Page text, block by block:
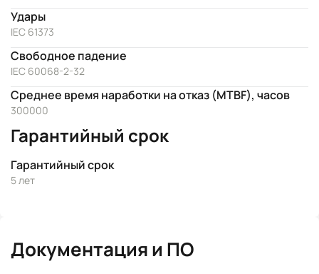
Удары
IEC 61373
Свободное падение
IEC 60068-2-32
Среднее время наработки на отказ (MTBF), часов
300000
Гарантийный срок
Гарантийный срок
5 лет
Документация и ПО